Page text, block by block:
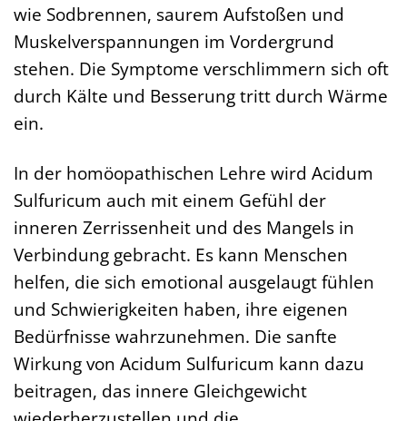
wie Sodbrennen, saurem Aufstoßen und
Muskelverspannungen im Vordergrund
stehen. Die Symptome verschlimmern sich oft
durch Kälte und Besserung tritt durch Wärme
ein.
In der homöopathischen Lehre wird Acidum
Sulfuricum auch mit einem Gefühl der
inneren Zerrissenheit und des Mangels in
Verbindung gebracht. Es kann Menschen
helfen, die sich emotional ausgelaugt fühlen
und Schwierigkeiten haben, ihre eigenen
Bedürfnisse wahrzunehmen. Die sanfte
Wirkung von Acidum Sulfuricum kann dazu
beitragen, das innere Gleichgewicht